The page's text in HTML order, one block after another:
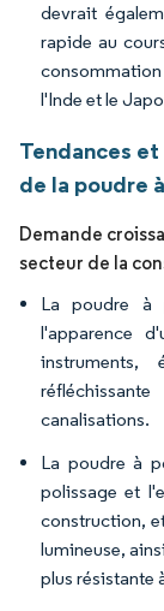
devrait
rapide au
l'Inde et le
Tendances
de la poudre
Demande
secteur de la
La poudre à
l'apparence
instruments,
canalisations.
La poudre à
polissage et
construction,
lumineuse,
plus résistante